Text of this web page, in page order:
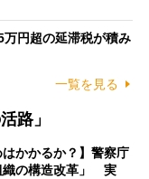
円超の延滞税が積み
一覧を見る
路」
はかかるか？】警察庁
織の構造改革」 実